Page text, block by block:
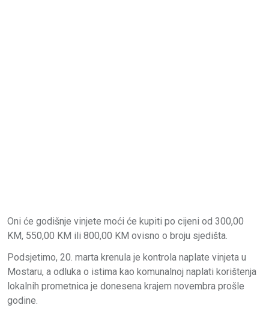
Oni će godišnje vinjete moći će kupiti po cijeni od 300,00
KM, 550,00 KM ili 800,00 KM ovisno o broju sjedišta.
Podsjetimo, 20. marta krenula je kontrola naplate vinjeta u
Mostaru, a odluka o istima kao komunalnoj naplati korištenja
lokalnih prometnica je donesena krajem novembra prošle
godine.